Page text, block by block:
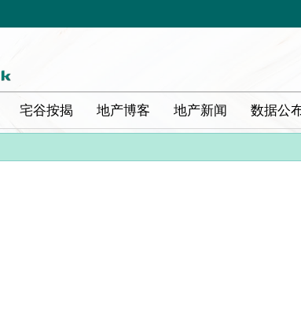
宅谷按揭 地产博客 地产新闻 数据公